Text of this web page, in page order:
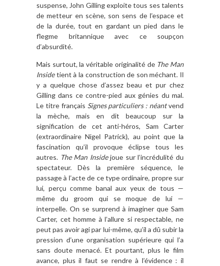
suspense, John Gilling exploite tous ses talents
de metteur en scène, son sens de l’espace et
de la durée, tout en gardant un pied dans le
flegme britannique avec ce soupçon
d’absurdité.
Mais surtout, la véritable originalité de The Man
Insidetient à la construction de son méchant. Il
y a quelque chose d’assez beau et pur chez
Gilling dans ce contre-pied aux génies du mal.
Le titre français Signes particuliers : néantvend
la mèche, mais en dit beaucoup sur la
signification de cet anti-héros, Sam Carter
(extraordinaire Nigel Patrick), au point que la
fascination qu’il provoque éclipse tous les
autres. The Man Insidejoue sur l’incrédulité du
spectateur. Dès la première séquence, le
passage à l’acte de ce type ordinaire, propre sur
lui, perçu comme banal aux yeux de tous —
même du groom qui se moque de lui —
interpelle. On se surprend à imaginer que Sam
Carter, cet homme à l’allure si respectable, ne
peut pas avoir agi par lui-même, qu’il a dû subir la
pression d’une organisation supérieure qui l’a
sans doute menacé. Et pourtant, plus le film
avance, plus il faut se rendre à l’évidence : il